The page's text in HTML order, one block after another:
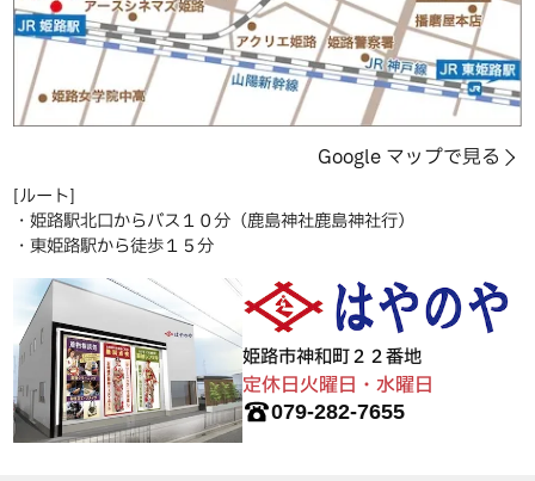
Google マップで見る
[ルート]
・姫路駅北口からバス１０分（鹿島神社鹿島神社行）
・東姫路駅から徒歩１５分
姫路市神和町２２番地
定休日火曜日・水曜日
079-282-7655